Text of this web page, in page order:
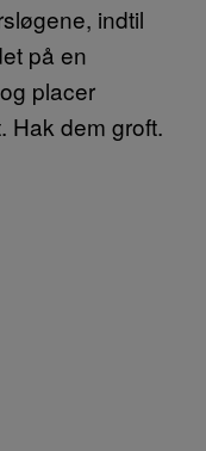
indtil
på en
placer
dem groft.